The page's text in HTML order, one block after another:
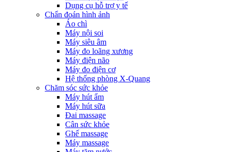
Dụng cụ hỗ trợ y tế
Chẩn đoán hình ảnh
Áo chì
Máy nội soi
Máy siêu âm
Máy đo loãng xương
Máy điện não
Máy đo điện cơ
Hệ thống phòng X-Quang
Chăm sóc sức khỏe
Máy hút ẩm
Máy hút sữa
Đai massage
Cân sức khỏe
Ghế massage
Máy massage